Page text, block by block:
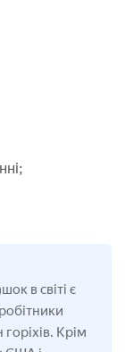
в світі є
Крім